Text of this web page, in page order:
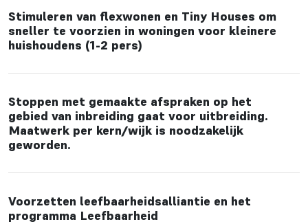
Stimuleren van flexwonen en Tiny Houses om
sneller te voorzien in woningen voor kleinere
huishoudens (1-2 pers)
Stoppen met gemaakte afspraken op het
gebied van inbreiding gaat voor uitbreiding.
Maatwerk per kern/wijk is noodzakelijk
geworden.
Voorzetten leefbaarheidsalliantie en het
programma Leefbaarheid